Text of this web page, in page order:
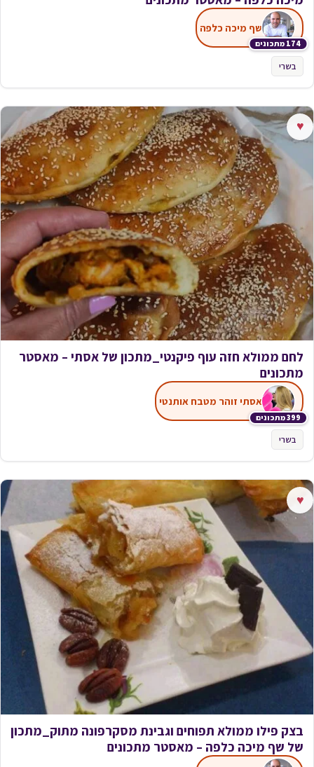
174 מתכונים
שף מיכה כלפה
בשרי
♥
לחם ממולא חזה עוף פיקנטי_מתכון של אסתי – מאסטר
מתכונים
399 מתכונים
אסתי זוהר מטבח אותנטי
בשרי
♥
בצק פילו ממולא תפוחים וגבינת מסקרפונה מתוק_מתכון
של שף מיכה כלפה – מאסטר מתכונים